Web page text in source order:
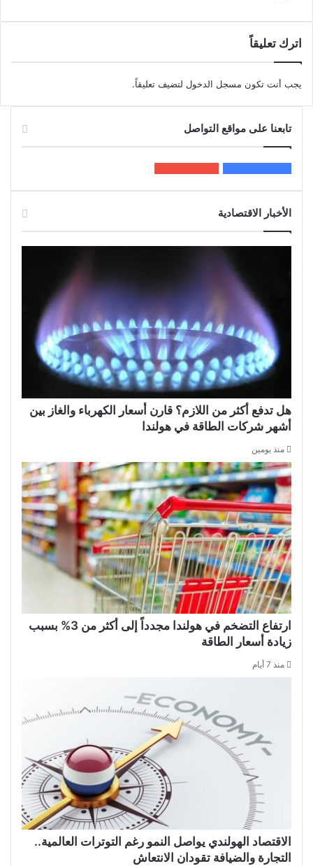
اترك تعليقاً
يجب أنت تكون مسجل الدخول لتضيف تعليقاً.
تابعنا على مواقع التواصل
الأخبار الاقتصادية
هل تدفع أكثر من اللازم؟ قارن أسعار الكهرباء والغاز بين
أشهر شركات الطاقة في هولندا
منذ يومين
ارتفاع التضخم في هولندا مجدداً إلى أكثر من 3% بسبب
زيادة أسعار الطاقة
منذ 7 أيام
الاقتصاد الهولندي يواصل النمو رغم التوترات العالمية..
التجارة والضيافة تقودان الانتعاش